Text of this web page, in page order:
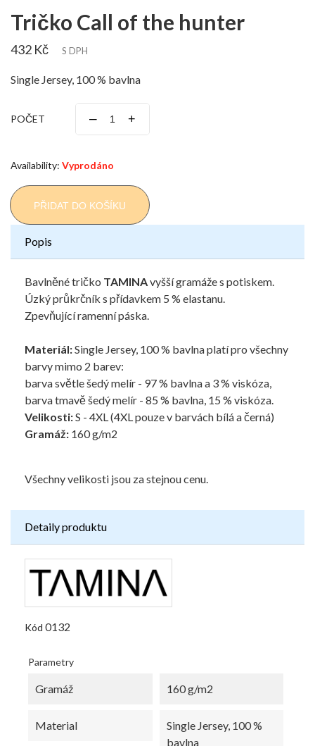
Tričko Call of the hunter
432 Kč S DPH
Single Jersey, 100 % bavlna
POČET – +
Availability: Vyprodáno
PŘIDAT DO KOŠÍKU
Popis
Bavlněné tričko TAMINAvyšší gramáže s potiskem.
Úzký průkrčník s přídavkem 5 % elastanu.
Zpevňující ramenní páska.
Materiál:Single Jersey, 100 % bavlna platí pro všechny
barvy mimo 2 barev:
barva světle šedý melír - 97 % bavlna a 3 % viskóza,
barva tmavě šedý melír - 85 % bavlna, 15 % viskóza.
Velikosti:S - 4XL (4XL pouze v barvách bílá a černá)
Gramáž: 160 g/m2
Všechny velikosti jsou za stejnou cenu.
Detaily produktu
Kód 0132
Parametry
Gramáž 160 g/m2
Material
Single Jersey, 100 %
bavlna